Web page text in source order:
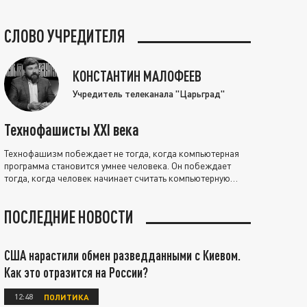
СЛОВО УЧРЕДИТЕЛЯ
КОНСТАНТИН МАЛОФЕЕВ
Учредитель телеканала "Царьград"
Технофашисты XXI века
Технофашизм побеждает не тогда, когда компьютерная
программа становится умнее человека. Он побеждает
тогда, когда человек начинает считать компьютерную
ПОСЛЕДНИЕ НОВОСТИ
США нарастили обмен разведданными с Киевом.
Как это отразится на России?
12:48 ПОЛИТИКА